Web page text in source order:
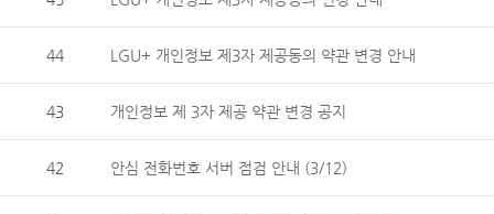
44 LGU+ 개인정보 제3자 제공동의 약관 변경 안내
43 개인정보 제 3자 제공 약관 변경 공지
42 안심 전화번호 서버 점검 안내 (3/12)